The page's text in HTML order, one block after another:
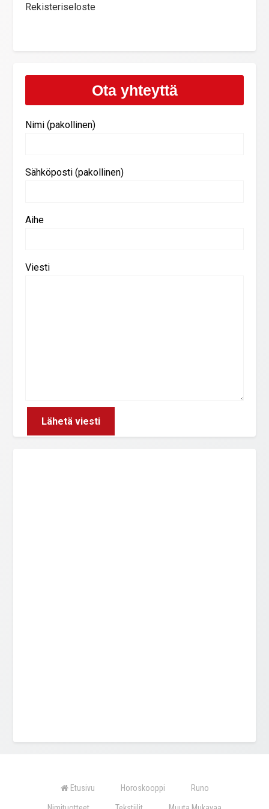
Rekisteriseloste
Ota yhteyttä
Nimi (pakollinen)
Sähköposti (pakollinen)
Aihe
Viesti
Etusivu Horoskooppi Runo